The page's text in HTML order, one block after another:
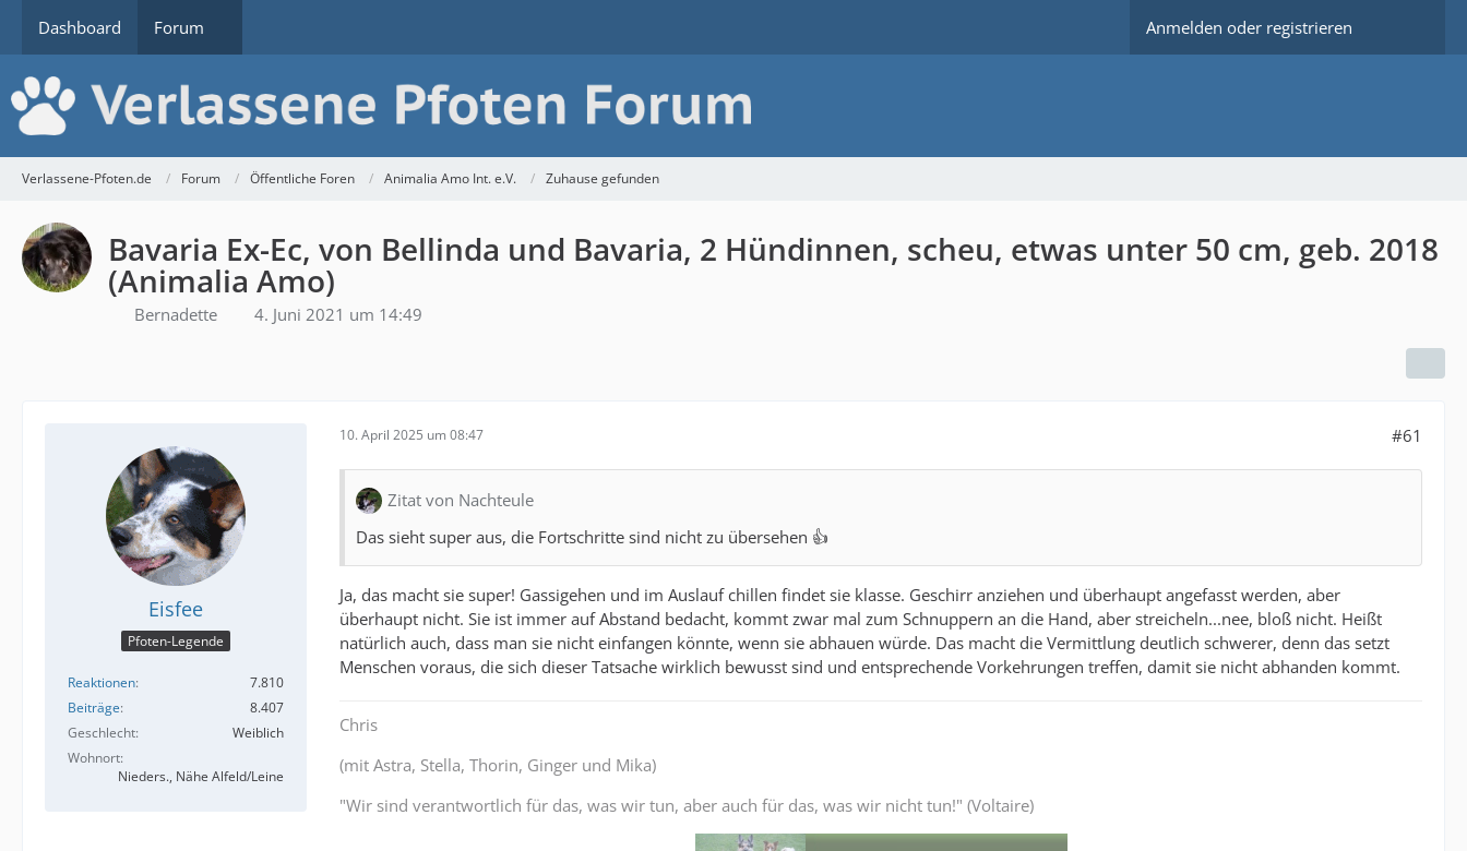
Dashboard Forum Anmelden oder registrieren
Verlassene-Pfoten.de Forum Öffentliche Foren Animalia Amo Int. e.V. Zuhause gefunden
Bavaria Ex-Ec, von Bellinda und Bavaria, 2 Hündinnen, scheu, etwas unter 50 cm, geb. 2018
(Animalia Amo)
Bernadette 4. Juni 2021 um 14:49
Eisfee
Pfoten-Legende
Reaktionen
7.810
Beiträge
8.407
Geschlecht
Weiblich
Wohnort
Nieders., Nähe Alfeld/Leine
10. April 2025 um 08:47 #61
Zitat von Nachteule
Das sieht super aus, die Fortschritte sind nicht zu übersehen 👍
Ja, das macht sie super! Gassigehen und im Auslauf chillen findet sie klasse. Geschirr anziehen und überhaupt angefasst werden, aber
überhaupt nicht. Sie ist immer auf Abstand bedacht, kommt zwar mal zum Schnuppern an die Hand, aber streicheln...nee, bloß nicht. Heißt
natürlich auch, dass man sie nicht einfangen könnte, wenn sie abhauen würde. Das macht die Vermittlung deutlich schwerer, denn das setzt
Menschen voraus, die sich dieser Tatsache wirklich bewusst sind und entsprechende Vorkehrungen treffen, damit sie nicht abhanden kommt.
Chris
(mit Astra, Stella, Thorin, Ginger und Mika)
"Wir sind verantwortlich für das, was wir tun, aber auch für das, was wir nicht tun!" (Voltaire)